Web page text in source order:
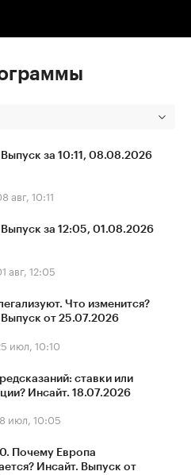
Выпуск за 10:11, 08.08.2026
авг, 10:11
Выпуск за 12:05, 01.08.2026
авг, 12:05
Что изменится?
Выпуск от 25.07.2026
июл, 10:10
ставки или
Инсайт. 18.07.2026
июл, 10:05
Почему Европа
Инсайт. Выпуск от